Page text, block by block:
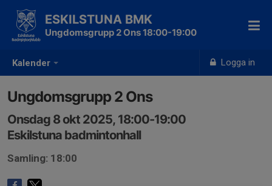
Kalender Logga in
ESKILSTUNA BMK
Ungdomsgrupp 2 Ons 18:00-19:00
Ungdomsgrupp 2 Ons
Onsdag 8 okt 2025, 18:00-19:00
Eskilstuna badmintonhall
Samling: 18:00